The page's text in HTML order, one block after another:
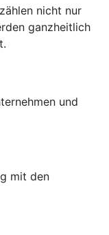
nicht nur
ganzheitlich
und
mit den